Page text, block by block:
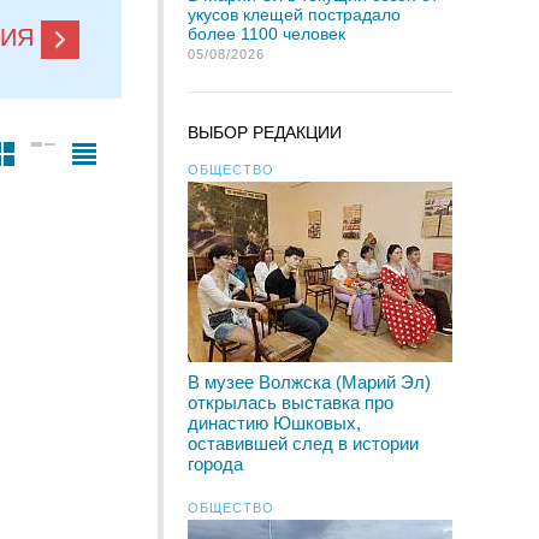
укусов клещей пострадало
более 1100 человек
05/08/2026
ВЫБОР РЕДАКЦИИ
ОБЩЕСТВО
В музее Волжска (Марий Эл)
открылась выставка про
династию Юшковых,
оставившей след в истории
города
ОБЩЕСТВО